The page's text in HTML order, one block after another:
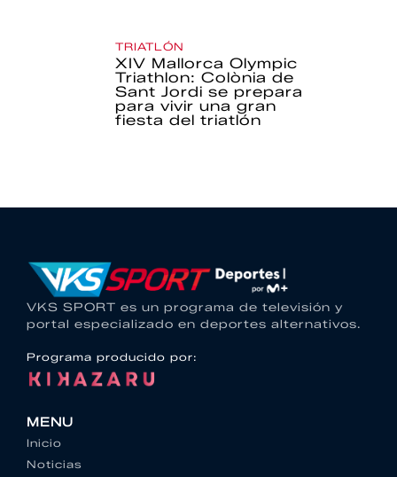
TRIATLÓN
XIV Mallorca Olympic
Triathlon: Colònia de
Sant Jordi se prepara
para vivir una gran
fiesta del triatlón
VKS SPORT es un programa de televisión y
portal especializado en deportes alternativos.
Programa producido por:
MENU
Inicio
Noticias